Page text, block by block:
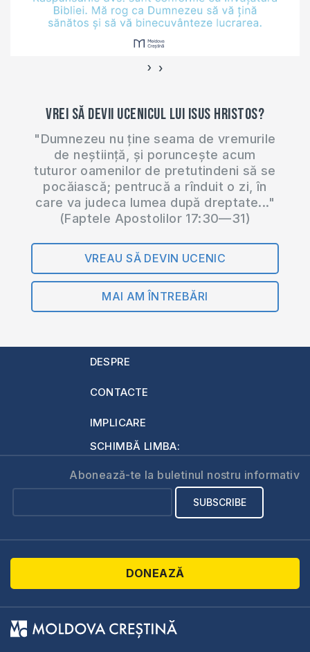
‹ ›
Vrei să devii ucenicul lui Isus Hristos?
"Dumnezeu nu ține seama de vremurile
de neștiință, și poruncește acum
tuturor oamenilor de pretutindeni să se
pocăiască; pentrucă a rînduit o zi, în
care va judeca lumea după dreptate..."
(Faptele Apostolilor 17:30—31)
VREAU SĂ DEVIN UCENIC
MAI AM ÎNTREBĂRI
DESPRE
CONTACTE
IMPLICARE
SCHIMBĂ LIMBA:
Abonează-te la buletinul nostru informativ
DONEAZĂ